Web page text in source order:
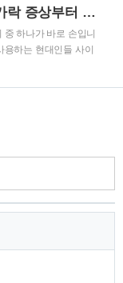
손가락이 딸깍? 방아쇠 손가락 증상부터 치료까지 완전 정리
하나가 바로 손입니
하는 현대인들 사이
경우가 많습니다. 만
손가락의 원인과 증상
히 살펴보겠습니다.
래를 지나가는 과정
통과하면서 '딸깍' 소리
모습이 마..